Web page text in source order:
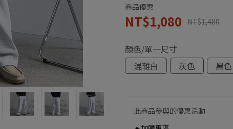
商品優惠
NT$1,080 NT$1,480
顏色/單一尺寸
混雜白
灰色 黑色
此商品參與的優惠活動